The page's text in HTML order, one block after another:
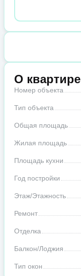
О квартире
Номер объекта
Тип объекта
Общая площадь
Жилая площадь
Площадь кухни
Год постройки
Этаж/Этажность
Ремонт
Отделка
Балкон/Лоджия
Тип окон